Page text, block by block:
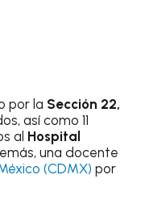
por la Sección 22,
así como 11
al Hospital
una docente
(CDMX) por